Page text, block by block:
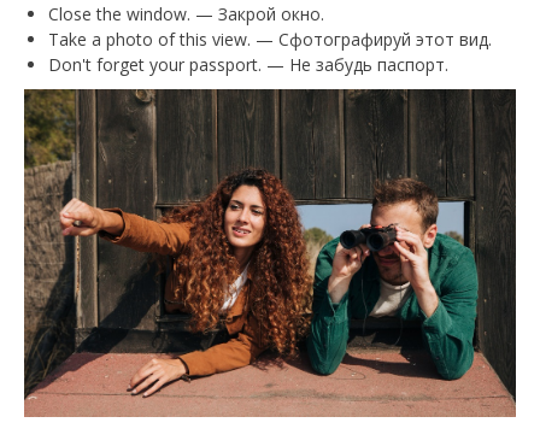
Close the window. — Закрой окно.
Take a photo of this view. — Сфотографируй этот вид.
Don't forget your passport. — Не забудь паспорт.